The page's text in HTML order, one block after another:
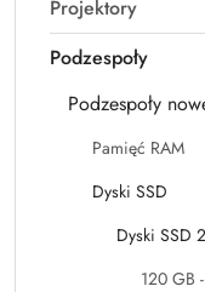
Projektory
Podzespoły
Podzespoły
Pamięć RAM
Dyski SSD
Dyski SSD
120 GB